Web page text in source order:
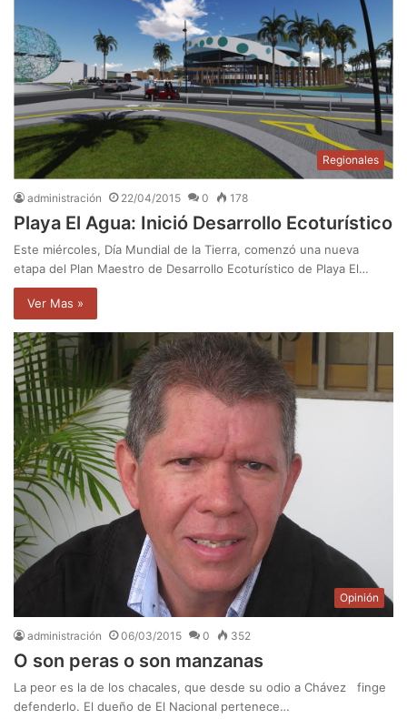
Regionales
administración 22/04/2015 0 178
Playa El Agua: Inició Desarrollo Ecoturístico
Este miércoles, Día Mundial de la Tierra, comenzó una nueva
etapa del Plan Maestro de Desarrollo Ecoturístico de Playa El…
Ver Mas »
Opinión
administración 06/03/2015 0 352
O son peras o son manzanas
La peor es la de los chacales, que desde su odio a Chávez finge
defenderlo. El dueño de El Nacional pertenece…